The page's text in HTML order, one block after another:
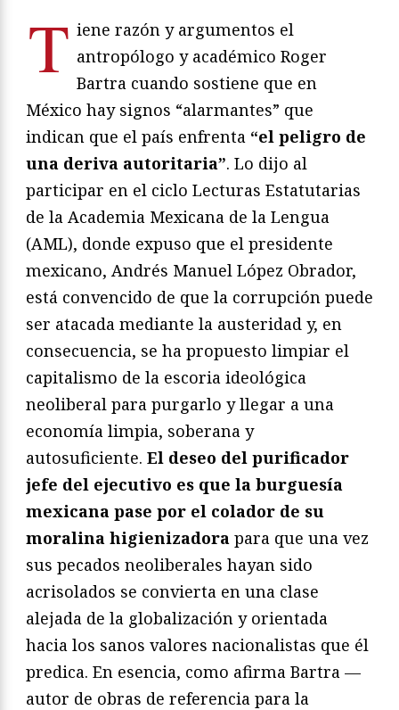
T iene razón y argumentos el
antropólogo y académico Roger
Bartra cuando sostiene que en
México hay signos “alarmantes” que
indican que el país enfrenta “el peligro de
una deriva autoritaria”. Lo dijo al
participar en el ciclo Lecturas Estatutarias
de la Academia Mexicana de la Lengua
(AML), donde expuso que el presidente
mexicano, Andrés Manuel López Obrador,
está convencido de que la corrupción puede
ser atacada mediante la austeridad y, en
consecuencia, se ha propuesto limpiar el
capitalismo de la escoria ideológica
neoliberal para purgarlo y llegar a una
economía limpia, soberana y
autosuficiente. El deseo del purificador
jefe del ejecutivo es que la burguesía
mexicana pase por el colador de su
moralina higienizadora para que una vez
sus pecados neoliberales hayan sido
acrisolados se convierta en una clase
alejada de la globalización y orientada
hacia los sanos valores nacionalistas que él
predica. En esencia, como afirma Bartra —
autor de obras de referencia para la